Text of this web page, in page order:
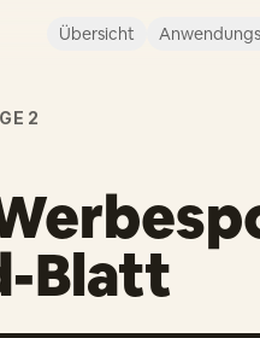
Übersicht
2
Blatt